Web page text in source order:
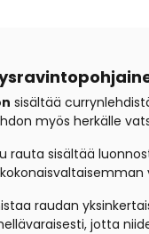
sisältää
myös herkälle
rauta sisältää
raudan
jotta